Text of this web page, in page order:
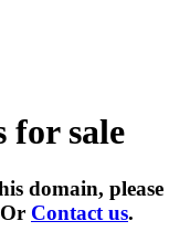
for sale
domain, please
Contact us.